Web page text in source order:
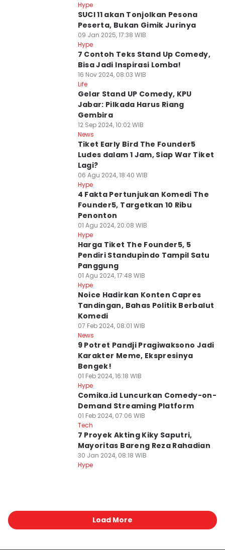
Hype
SUCI 11 akan Tonjolkan Pesona
Peserta, Bukan Gimik Jurinya
09 Jan 2025, 17:38 WIB
Hype
7 Contoh Teks Stand Up Comedy,
Bisa Jadi Inspirasi Lomba!
16 Nov 2024, 08:03 WIB
Life
Gelar Stand UP Comedy, KPU
Jabar: Pilkada Harus Riang
Gembira
12 Sep 2024, 10:02 WIB
News
Tiket Early Bird The Founder5
Ludes dalam 1 Jam, Siap War Tiket
Lagi?
06 Agu 2024, 18:40 WIB
Hype
4 Fakta Pertunjukan Komedi The
Founder5, Targetkan 10 Ribu
Penonton
01 Agu 2024, 20:08 WIB
Hype
Harga Tiket The Founder5, 5
Pendiri Standupindo Tampil Satu
Panggung
01 Agu 2024, 17:48 WIB
Hype
Noice Hadirkan Konten Capres
Tandingan, Bahas Politik Berbalut
Komedi
07 Feb 2024, 08:01 WIB
News
9 Potret Pandji Pragiwaksono Jadi
Karakter Meme, Ekspresinya
Bengek!
01 Feb 2024, 16:18 WIB
Hype
Comika.id Luncurkan Comedy-on-
Demand Streaming Platform
01 Feb 2024, 07:06 WIB
Tech
7 Proyek Akting Kiky Saputri,
Mayoritas Bareng Reza Rahadian
30 Jan 2024, 08:18 WIB
Hype
Load More